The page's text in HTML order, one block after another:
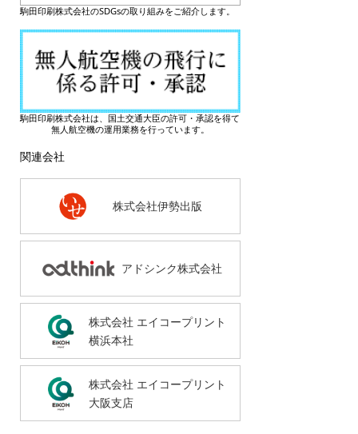
駒田印刷株式会社のSDGsの取り組みをご紹介します。
駒田印刷株式会社は、国土交通大臣の許可・承認を得て
無人航空機の運用業務を行っています。
関連会社
株式会社伊勢出版
アドシンク株式会社
株式会社 エイコープリント
横浜本社
株式会社 エイコープリント
大阪支店